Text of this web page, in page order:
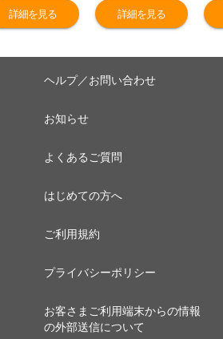
可
詳細を見る
変更可詳細を見る
ヘルプ／お問い合わせ
お知らせ
よくあるご質問
はじめての方へ
ご利用規約
プライバシーポリシー
お客さまご利用端末からの情報
の外部送信について